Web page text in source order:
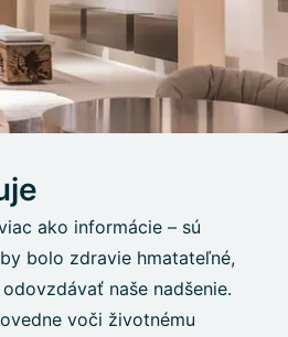
ako informácie – sú
bolo zdravie hmatateľné,
naše nadšenie.
voči životnému